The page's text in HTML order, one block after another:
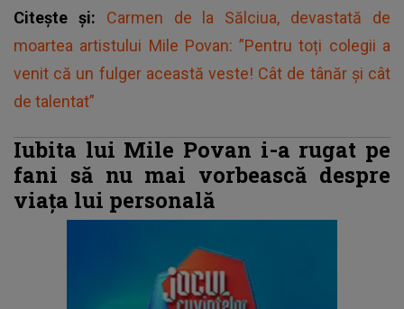
Citește și: Carmen de la Sălciua, devastată de
moartea artistului Mile Povan: ”Pentru toți colegii a
venit că un fulger această veste! Cât de tânăr și cât
de talentat”
Iubita lui Mile Povan i-a rugat pe
fani să nu mai vorbească despre
viața lui personală